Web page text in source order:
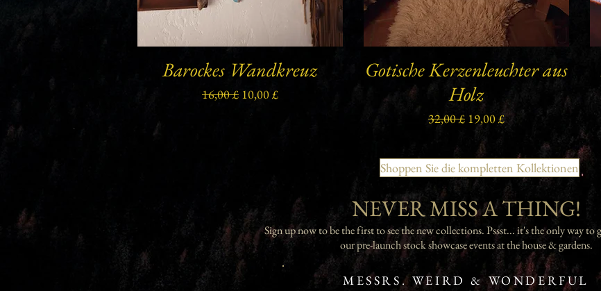
Schnellansicht
Barockes Wandkreuz
Standardpreis
16,00 £ Sale-Preis
10,00 £
Schnellansicht
Gotische Kerzenleuchter aus
Holz
Standardpreis
32,00 £ Sale-Preis
19,00 £
Shoppen Sie die kompletten Kollektionen
NEVER MISS A THING!
Sign up now to be the first to see the new collections. Pssst... it's the only way to
our pre-launch stock showcase events at the house & gardens.
MESSRS. WEIRD & WONDERFUL